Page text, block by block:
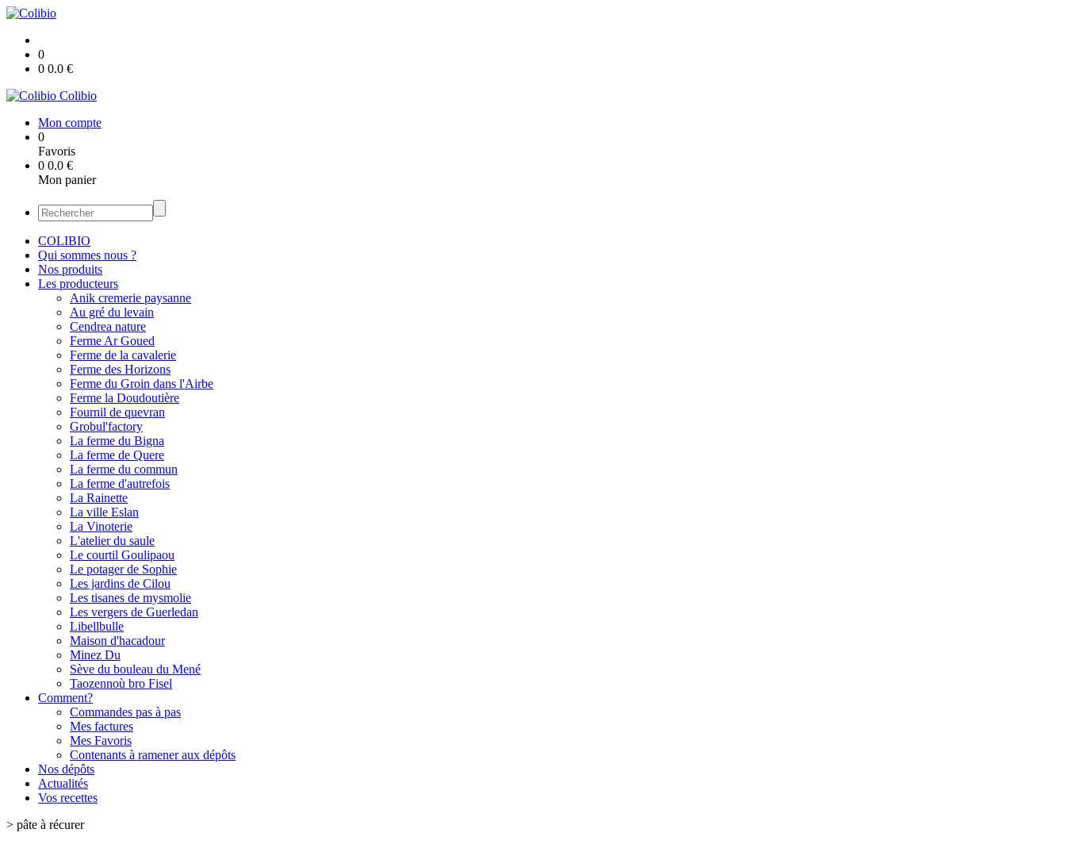
0
0 0.0 €
Colibio
Mon compte
0
Favoris
0 0.0 €
Mon panier
COLIBIO
Qui sommes nous ?
Nos produits
Les producteurs
Anik cremerie paysanne
Au gré du levain
Cendrea nature
Ferme Ar Goued
Ferme de la cavalerie
Ferme des Horizons
Ferme du Groin dans l'Airbe
Ferme la Doudoutière
Fournil de quevran
Grobul'factory
La ferme du Bigna
La ferme de Quere
La ferme du commun
La ferme d'autrefois
La Rainette
La ville Eslan
La Vinoterie
L'atelier du saule
Le courtil Goulipaou
Le potager de Sophie
Les jardins de Cilou
Les tisanes de mysmolie
Les vergers de Guerledan
Libellbulle
Maison d'hacadour
Minez Du
Sève du bouleau du Mené
Taozennoù bro Fisel
Comment?
Commandes pas à pas
Mes factures
Mes Favoris
Contenants à ramener aux dépôts
Nos dépôts
Actualités
Vos recettes
> pâte à récurer